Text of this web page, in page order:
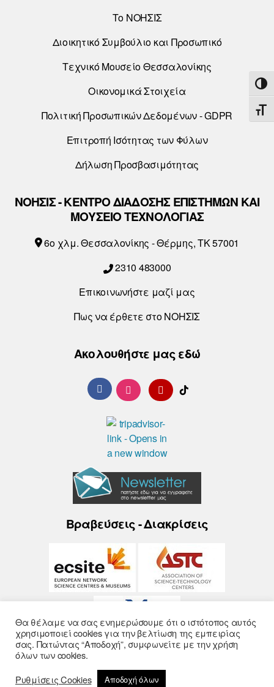
Το ΝΟΗΣΙΣ
Διοικητικό Συμβούλιο και Προσωπικό
Τεχνικό Μουσείο Θεσσαλονίκης
Οικονομικά Στοιχεία
Πολιτική Προσωπικών Δεδομένων - GDPR
Επιτροπή Ισότητας των Φύλων
Δήλωση Προσβασιμότητας
ΝΟΗΣΙΣ - ΚΕΝΤΡΟ ΔΙΑΔΟΣΗΣ ΕΠΙΣΤΗΜΩΝ ΚΑΙ
ΜΟΥΣΕΙΟ ΤΕΧΝΟΛΟΓΙΑΣ
6o χλμ. Θεσσαλονίκης - Θέρμης, ΤΚ 57001
2310 483000
Επικοινωνήστε μαζί μας
Πως να έρθετε στο ΝΟΗΣΙΣ
Ακολουθήστε μας εδώ
Βραβεύσεις - Διακρίσεις
© 2026Noesis - Σχεδίαση και Υλοποίηση
Θα θέλαμε να σας ενημερώσουμε ότι ο ιστότοπος αυτός
χρησιμοποιεί cookies για την βελτίωση της εμπειρίας
σας. Πατώντας “Αποδοχή”, συμφωνείτε με την χρήση
όλων των cookies.
Ρυθμίσεις Cookies
Αποδοχή όλων